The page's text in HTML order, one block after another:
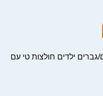
ילדים חולצות טי עם